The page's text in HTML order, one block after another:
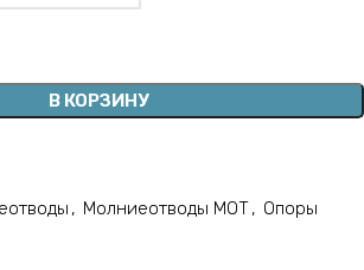
В КОРЗИНУ
, Молниеотводы МОТ, Опоры